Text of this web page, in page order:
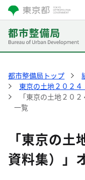
都市整備局トップ
東京の土地２０２４
「東京の土地２０
一覧
「東京の
資料集）」